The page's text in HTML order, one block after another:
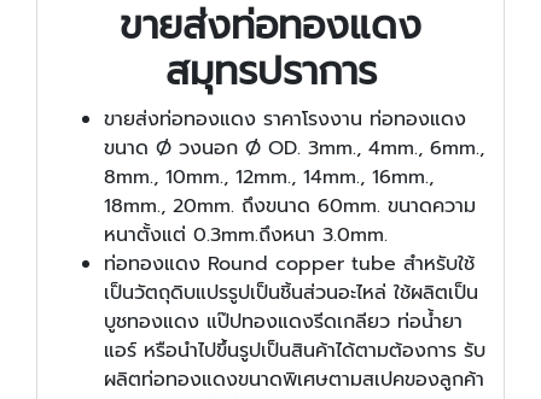
ขายส่งท่อทองแดง
สมุทรปราการ
ขายส่งท่อทองแดง ราคาโรงงาน ท่อทองแดง
ขนาด Ø วงนอก Ø OD. 3mm., 4mm., 6mm.,
8mm., 10mm., 12mm., 14mm., 16mm.,
18mm., 20mm. ถึงขนาด 60mm. ขนาดความ
หนาตั้งแต่ 0.3mm.ถึงหนา 3.0mm.
ท่อทองแดง Round copper tube สำหรับใช้
เป็นวัตถุดิบแปรรูปเป็นชิ้นส่วนอะไหล่ ใช้ผลิตเป็น
บูชทองแดง แป๊ปทองแดงรีดเกลียว ท่อน้ำยา
แอร์ หรือนำไปขึ้นรูปเป็นสินค้าได้ตามต้องการ รับ
ผลิตท่อทองแดงขนาดพิเศษตามสเปคของลูกค้า